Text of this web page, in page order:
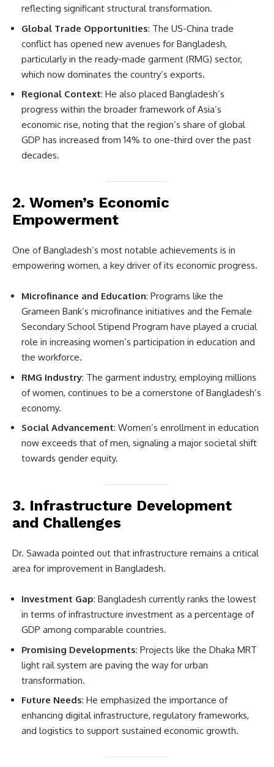
reflecting significant structural transformation.
Global Trade Opportunities: The US-China trade
conflict has opened new avenues for Bangladesh,
particularly in the ready-made garment (RMG) sector,
which now dominates the country’s exports.
Regional Context: He also placed Bangladesh’s
progress within the broader framework of Asia’s
economic rise, noting that the region’s share of global
GDP has increased from 14% to one-third over the past
decades.
2. Women’s Economic
Empowerment
One of Bangladesh’s most notable achievements is in
empowering women, a key driver of its economic progress.
Microfinance and Education: Programs like the
Grameen Bank’s microfinance initiatives and the Female
Secondary School Stipend Program have played a crucial
role in increasing women’s participation in education and
the workforce.
RMG Industry: The garment industry, employing millions
of women, continues to be a cornerstone of Bangladesh’s
economy.
Social Advancement: Women’s enrollment in education
now exceeds that of men, signaling a major societal shift
towards gender equity.
3. Infrastructure Development
and Challenges
Dr. Sawada pointed out that infrastructure remains a critical
area for improvement in Bangladesh.
Investment Gap: Bangladesh currently ranks the lowest
in terms of infrastructure investment as a percentage of
GDP among comparable countries.
Promising Developments: Projects like the Dhaka MRT
light rail system are paving the way for urban
transformation.
Future Needs: He emphasized the importance of
enhancing digital infrastructure, regulatory frameworks,
and logistics to support sustained economic growth.